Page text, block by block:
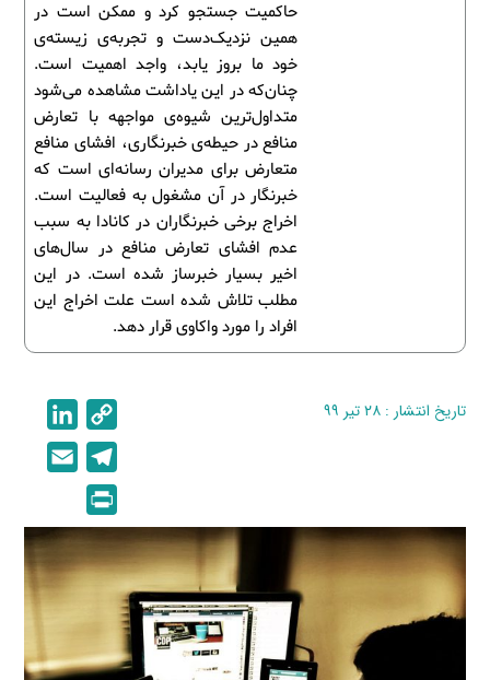
حاکمیت جستجو کرد و ممکن است در
همین نزدیک‌دست و تجربه‌ی زیسته‌ی
خود ما بروز یابد، واجد اهمیت است.
چنان‌که در این یاداشت مشاهده می‌شود
متداول‌ترین شیوه‌ی مواجهه با تعارض
منافع در حیطه‌ی خبرنگاری، افشای منافع
متعارض برای مدیران رسانه‌ای است که
خبرنگار در آن مشغول به فعالیت است.
اخراج برخی خبرنگاران در کانادا به سبب
عدم افشای تعارض منافع در سال‌های
اخیر بسیار خبرساز شده است. در این
مطلب تلاش شده است علت اخراج این
افراد را مورد واکاوی قرار دهد.
تاریخ انتشار : ۲۸ تیر ۹۹
o
p
y
L
i
i
n
e
d
I
e
l
e
g
m
i
l
r
i